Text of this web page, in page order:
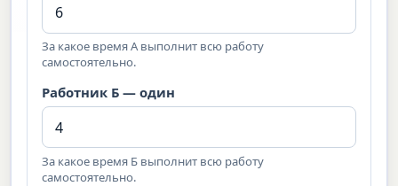
За какое время А выполнит всю работу
самостоятельно.
Работник Б — один
За какое время Б выполнит всю работу
самостоятельно.